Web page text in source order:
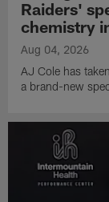
Raiders'
chemistry
Aug 04, 2026
AJ Cole has
a brand-new